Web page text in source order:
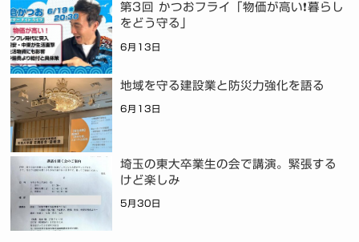
第3回 かつおフライ「物価が高い❗暮らし
をどう守る」
6月13日
地域を守る建設業と防災力強化を語る
6月13日
埼玉の東大卒業生の会で講演。緊張する
けど楽しみ
5月30日